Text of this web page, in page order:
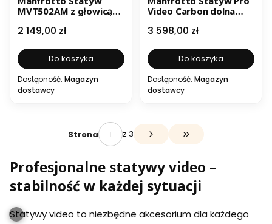
MVT502AM z głowicą
pokrowcem
Cena
2 149,00 zł
Do koszyka
Dostępność: Magazyn
dostawcy
Video Carbon dolna
Cena
3 598,00 zł
Do koszyka
Dostępność: Magazyn
dostawcy
Strona z 3 Przejdź do ostatniej
Profesjonalne statywy video –
stabilność w każdej sytuacji
Statywy video to niezbędne akcesorium dla każdego